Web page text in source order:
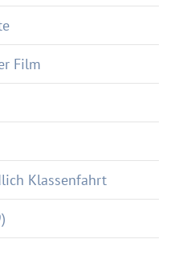
Film
Klassenfahrt